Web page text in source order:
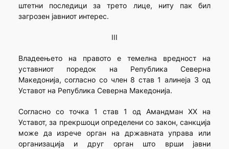
штетни последици за трето лице, ниту пак бил
загрозен јавниот интерес.
III
Владеењето на правото е темелна вредност на
уставниот поредок на Република Северна
Македонија, согласно со член 8 став 1 алинеја 3 од
Уставот на Република Северна Македонија.
Согласно со точка 1 став 1 од Амандман XX на
Уставот, за прекршоци определени со закон, санкција
може да изрече орган на државната управа или
организација и друг орган што врши јавни